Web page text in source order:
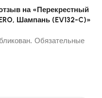
на «Перекрестный
Шампань (EV132-C)»
Обязательные